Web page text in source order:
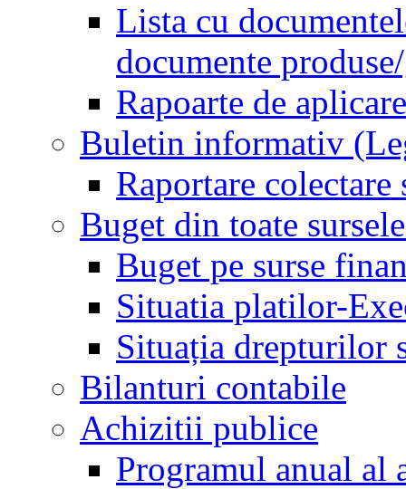
Lista cu
documente
Rapoarte de
Buletin informativ
Raportare colectare
Buget din toate
Buget pe surse
Situatia platilor-
Situația drepturilor
Bilanturi contabile
Achizitii publice
Programul anual